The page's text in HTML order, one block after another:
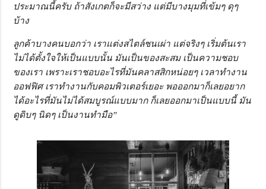
ประมาณนี้ครับ ถ้าสังเกตก็จะมีสว่าง แต่มีบางมุมที่เข้มๆ ดุๆ
บ้าง
ลูกค้าบางคนบอกว่า เราแต่งสไตล์ชนเผ่า แต่จริงๆ เริ่มต้นเรา
ไม่ได้ตั้งใจให้เป็นแบบนั้น มันเป็นของสะสม เป็นความชอบ
ของเรา เพราะเราชอบอะไรที่มันคลาสสิกหน่อยๆ เวลาทำงาน
ออฟฟิศ เราทำงานกับคอมพิวเตอร์เยอะ พอออกมาก็เลยอยาก
ได้อะไรที่มันไม่ได้สมบูรณ์แบบมาก ก็เลยออกมาเป็นแบบนี้ มัน
ดูดิบๆ นิดๆ เป็นงานทำมือ”